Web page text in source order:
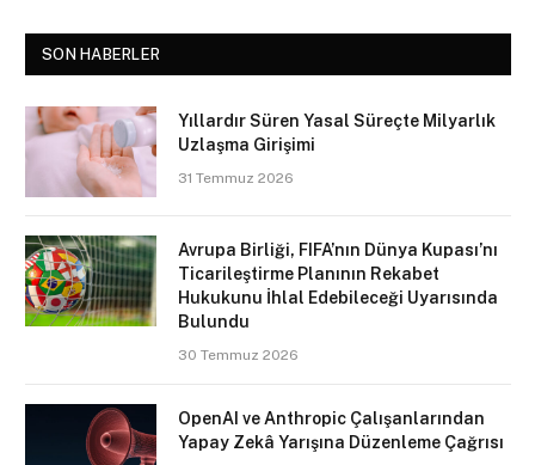
SON HABERLER
Yıllardır Süren Yasal Süreçte Milyarlık
Uzlaşma Girişimi
31 Temmuz 2026
Avrupa Birliği, FIFA’nın Dünya Kupası’nı
Ticarileştirme Planının Rekabet
Hukukunu İhlal Edebileceği Uyarısında
Bulundu
30 Temmuz 2026
OpenAI ve Anthropic Çalışanlarından
Yapay Zekâ Yarışına Düzenleme Çağrısı